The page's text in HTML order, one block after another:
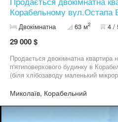
Корабельному вул.Остапа
Двокімнатна 63 м2 4 /
29 000 $
Продається двокімнатна квартира
п'ятиповерхового будинку в
(біля хлібозаводу маленький
сантехніку, вирівняно підлогу,
тепла. Залишаються меблі та
гардини. Запрошую до перегляду
квартири, телефонуйте!
Миколаїв, Корабельний